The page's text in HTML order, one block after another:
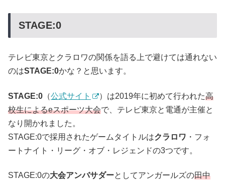
STAGE:0
テレビ東京とクラロワの関係を語る上で避けては通れない
のはSTAGE:0かな？と思います。
STAGE:0 （公式サイト ）は2019年に初めて行われた高
校生によるeスポーツ大会で、テレビ東京と電通が主催と
なり開かれました。
STAGE:0で採用されたゲームタイトルはクラロワ ・フォ
ートナイト・リーグ・オブ・レジェンドの3つです。
STAGE:0の大会アンバサダーとしてアンガールズの田中